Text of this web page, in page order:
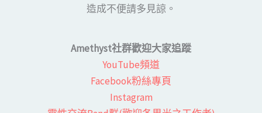
造成不便請多見諒。
Amethyst社群歡迎大家追蹤
YouTube頻道
Facebook粉絲專頁​
Instagram